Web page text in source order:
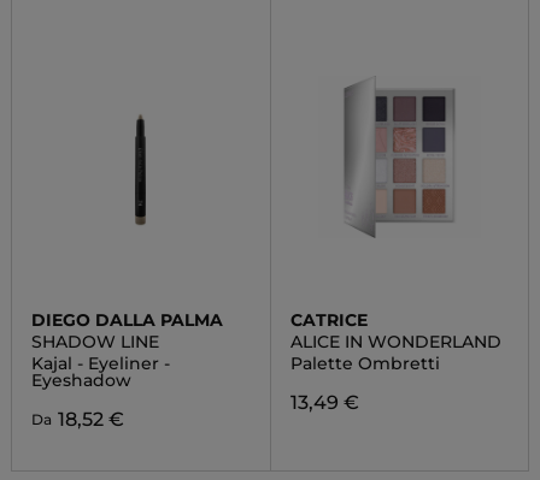
DIEGO DALLA PALMA
SHADOW LINE
Kajal - Eyeliner -
Eyeshadow
Da 18,52 €
CATRICE
ALICE IN WONDERLAND
Palette Ombretti
13,49 €